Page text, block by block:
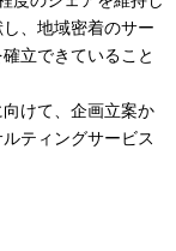
、地域密着のサー
立できていること
けて、企画立案か
ティングサービス